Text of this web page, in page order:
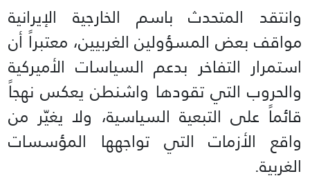
وانتقد المتحدث باسم الخارجية الإيرانية
مواقف بعض المسؤولين الغربيين، معتبراً أن
استمرار التفاخر بدعم السياسات الأميركية
والحروب التي تقودها واشنطن يعكس نهجاً
قائماً على التبعية السياسية، ولا يغيّر من
واقع الأزمات التي تواجهها المؤسسات
الغربية.